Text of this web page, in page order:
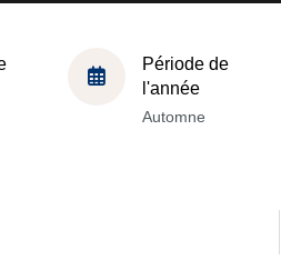
Période de
l'année
Automne